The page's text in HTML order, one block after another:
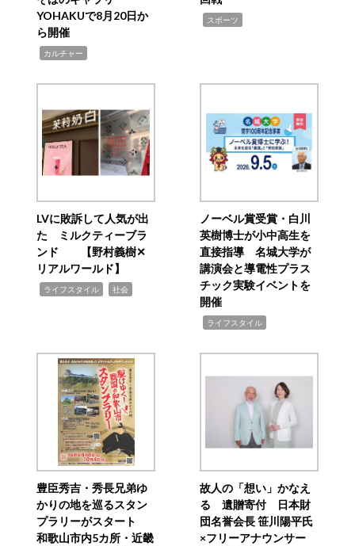
YOHAKUで8月20日か
ら開催
カルチャー
スポーツ
LVに敗訴して人気が出
た ミルクティーブラ
ンド 【野村義樹✕
リアルワールド】
ライフスタイル 社会
ノーベル賞受賞・白川
英樹博士が小中高生を
直接指導 名城大学が
講演会と導電性プラス
チック実験イベントを
開催
ライフスタイル
豊臣秀吉・秀長兄弟ゆ
かりの地を巡るスタン
プラリーがスタート
和歌山市内5カ所・近畿
故人の「想い」かなえ
る 遺贈寄付 日本財
団名誉会長 笹川陽平氏
×フリーアナウンサー